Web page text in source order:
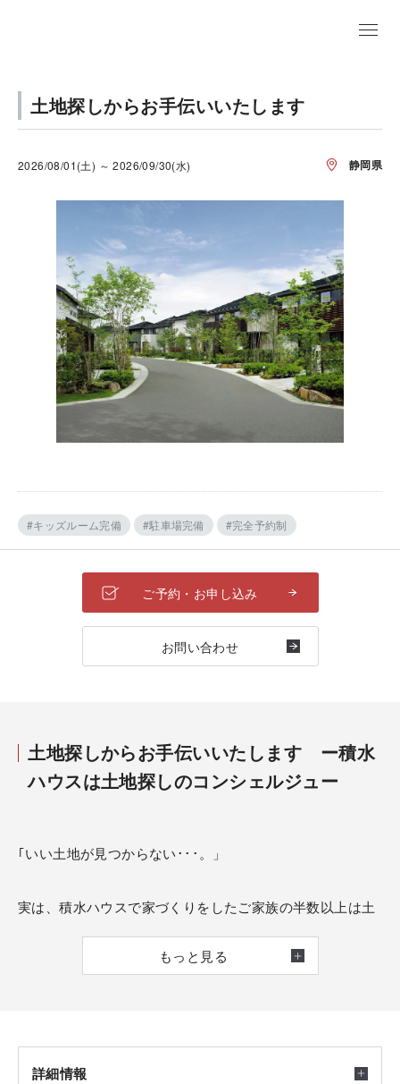
土地探しからお手伝いいたします
2026/08/01(土) ～ 2026/09/30(水) 静岡県
#キッズルーム完備 #駐車場完備 #完全予約制
ご予約・お申し込み
お問い合わせ
土地探しからお手伝いいたします ー積水
ハウスは土地探しのコンシェルジュー
もっと見る
｢いい土地が見つからない･･･。」
実は、積水ハウスで家づくりをしたご家族の半数以上は土
地をお持ちではありませんでした。
土地探しは「出会い」とも言われますが、その出会いはな
積水ハウスの分譲地だけでなく、まだ公開されていない土
詳細情報